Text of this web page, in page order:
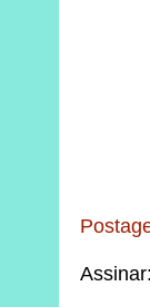
Assinar: